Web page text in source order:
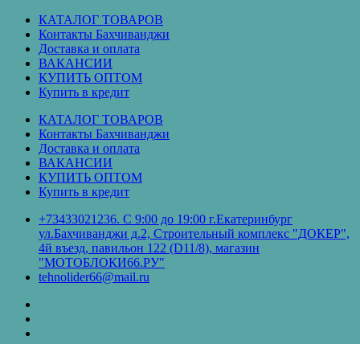
Перейти
содержимому
КАТАЛОГ ТОВАРОВ
Контакты Бахчиванджи
Доставка и оплата
ВАКАНСИИ
КУПИТЬ ОПТОМ
Купить в кредит
КАТАЛОГ ТОВАРОВ
Контакты Бахчиванджи
Доставка и оплата
ВАКАНСИИ
КУПИТЬ ОПТОМ
Купить в кредит
+73433021236. С 9:00 до 19:00 г.Екатеринбург
ул.Бахчиванджи д.2, Строительный комплекс "ДОКЕР",
4й въезд, павильон 122 (D11/8), магазин
"МОТОБЛОКИ66.РУ"
tehnolider66@mail.ru